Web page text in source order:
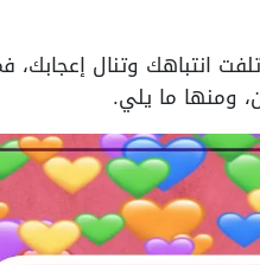
انتباهك وتنال إعجابك،
ومنها ما يلي.